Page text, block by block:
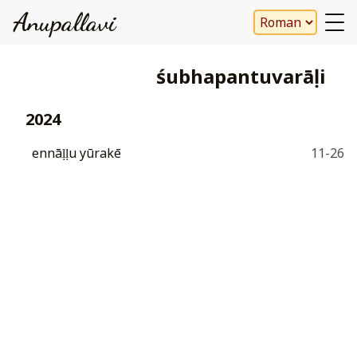
Anupallavi
śubhapantuvarāḷi
2024
ennāḷḷu yūrakē 11-26